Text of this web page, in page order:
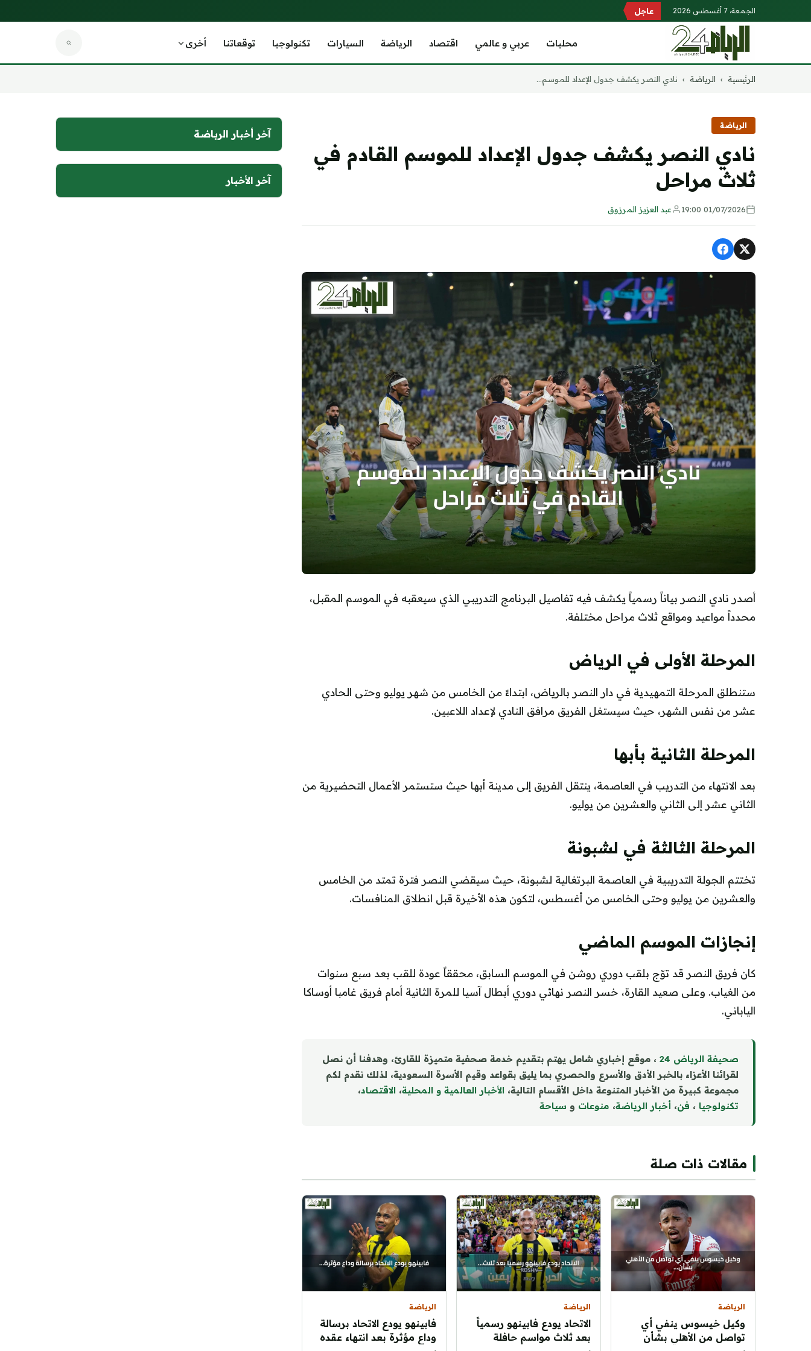
الجمعة، 7 أغسطس 2026 عاجل
محليات عربي و عالمي اقتصاد الرياضة السيارات تكنولوجيا توقعاتنا أخرى
الرئيسية › الرياضة › نادي النصر يكشف جدول الإعداد للموسم...
الرياضة
نادي النصر يكشف جدول الإعداد للموسم القادم في
ثلاث مراحل
01/07/2026 19:00 عبد العزيز المرزوق
أصدر نادي النصر بياناً رسمياً يكشف فيه تفاصيل البرنامج التدريبي الذي سيعقبه في الموسم المقبل،
محدداً مواعيد ومواقع ثلاث مراحل مختلفة.
المرحلة الأولى في الرياض
ستنطلق المرحلة التمهيدية في دار النصر بالرياض، ابتداءً من الخامس من شهر يوليو وحتى الحادي
عشر من نفس الشهر، حيث سيستغل الفريق مرافق النادي لإعداد اللاعبين.
المرحلة الثانية بأبها
بعد الانتهاء من التدريب في العاصمة، ينتقل الفريق إلى مدينة أبها حيث ستستمر الأعمال التحضيرية من
الثاني عشر إلى الثاني والعشرين من يوليو.
المرحلة الثالثة في لشبونة
تختتم الجولة التدريبية في العاصمة البرتغالية لشبونة، حيث سيقضي النصر فترة تمتد من الخامس
والعشرين من يوليو وحتى الخامس من أغسطس، لتكون هذه الأخيرة قبل انطلاق المنافسات.
إنجازات الموسم الماضي
كان فريق النصر قد توّج بلقب دوري روشن في الموسم السابق، محققاً عودة للقب بعد سبع سنوات
من الغياب. وعلى صعيد القارة، خسر النصر نهائي دوري أبطال آسيا للمرة الثانية أمام فريق غامبا أوساكا
الياباني.
صحيفة الرياض 24
، موقع إخباري شامل يهتم بتقديم خدمة صحفية متميزة للقارئ، وهدفنا أن نصل
لقرائنا الأعزاء بالخبر الأدق والأسرع والحصري بما يليق بقواعد وقيم الأسرة السعودية، لذلك نقدم لكم
مجموعة كبيرة من الأخبار المتنوعة داخل الأقسام التالية، الأخبار العالمية و المحلية، الاقتصاد،
تكنولوجيا ، فن، أخبار الرياضة، منوعات و سياحة
مقالات ذات صلة
الرياضة
وكيل خيسوس ينفي أي
تواصل من الأهلي بشأن
الرياضة
الاتحاد يودع فابينهو رسمياً
بعد ثلاث مواسم حافلة
الرياضة
فابينهو يودع الاتحاد برسالة
وداع مؤثرة بعد انتهاء عقده
آخر أخبار الرياضة
آخر الأخبار